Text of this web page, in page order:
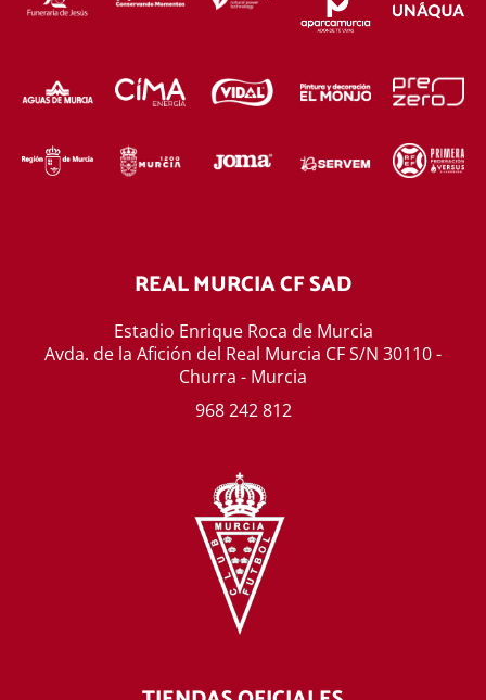
REAL MURCIA CF SAD
Estadio Enrique Roca de Murcia
Avda. de la Afición del Real Murcia CF S/N 30110 -
Churra - Murcia
968 242 812